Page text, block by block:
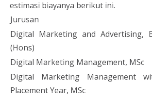
estimasi biayanya berikut ini.
Jurusan
Digital Marketing and Advertising,
(Hons)
Digital Marketing Management, MSc
Digital Marketing Management
Placement Year, MSc